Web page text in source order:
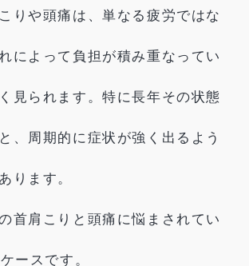
りや頭痛は、単なる疲労ではな
によって負担が積み重なってい
見られます。特に長年その状態
、周期的に症状が強く出るよう
ります。
首肩こりと頭痛に悩まされてい
ースです。